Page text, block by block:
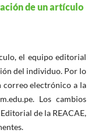
de un artículo
el equipo editorial
del individuo. Por lo
correo electrónico a la
Los cambios
de la REACAE,